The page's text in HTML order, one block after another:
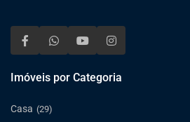
Imóveis por Categoria
Casa (29)